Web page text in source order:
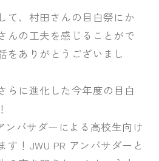
て、村田さんの目白祭にか
んの工夫を感じることがで
をありがとうございまし
らに進化した今年度の目白
ンバサダーによる高校生向け
す！JWU PR アンバサダーと